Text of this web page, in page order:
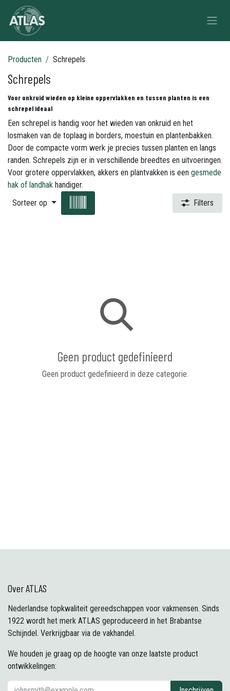
Overslaan naar inhoud
Producten Schrepels
Schrepels
Voor onkruid wieden op kleine oppervlakken en tussen planten is een
schrepel ideaal
Een schrepel is handig voor het wieden van onkruid en het
losmaken van de toplaag in borders, moestuin en plantenbakken.
Door de compacte vorm werk je precies tussen planten en langs
randen. Schrepels zijn er in verschillende breedtes en uitvoeringen.
Voor grotere oppervlakken, akkers en plantvakken is een gesmede
hak of landhak handiger.
Sorteer op
Filters
Geen product gedefinieerd
Geen product gedefinieerd in deze categorie.
Over ATLAS
Nederlandse topkwaliteit gereedschappen voor vakmensen. Sinds
1922 wordt het merk ATLAS geproduceerd in het Brabantse
Schijndel. Verkrijgbaar via de vakhandel.
We houden je graag op de hoogte van onze laatste product
ontwikkelingen: